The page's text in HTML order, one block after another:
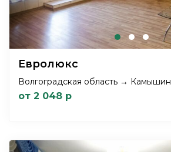
Евролюкс
Волгоградская область → Камышин
от 2 048 р